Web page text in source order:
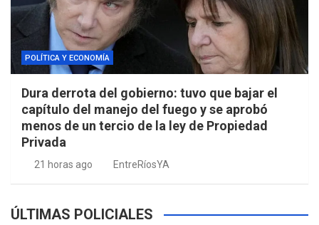
POLÍTICA Y ECONOMÍA
Dura derrota del gobierno: tuvo que bajar el
capítulo del manejo del fuego y se aprobó
menos de un tercio de la ley de Propiedad
Privada
21 horas ago EntreRíosYA
ÚLTIMAS POLICIALES